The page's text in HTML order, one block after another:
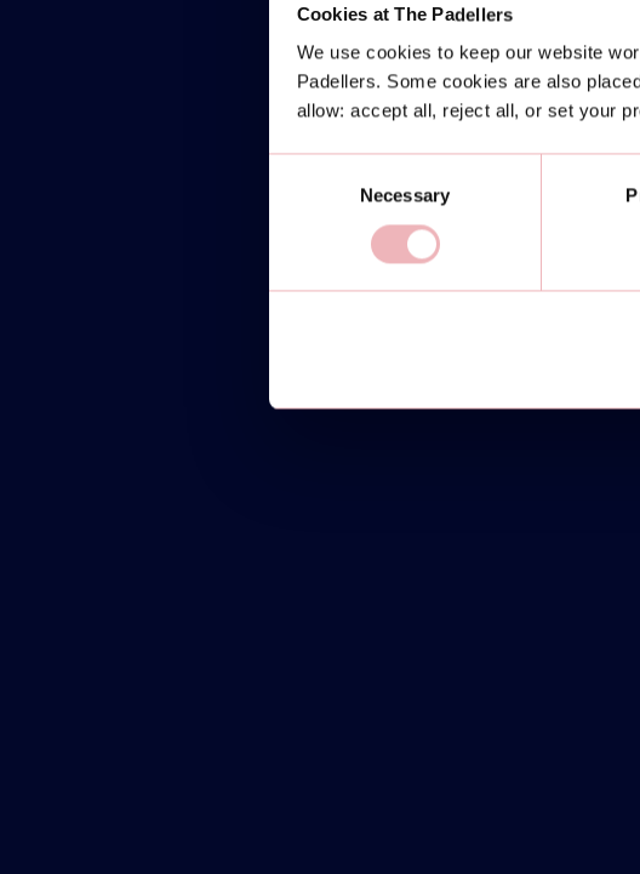
Cookies at The Padellers
We use cookies to keep our website
Padellers. Some cookies are also
allow: accept all, reject all, or set your
Necessary